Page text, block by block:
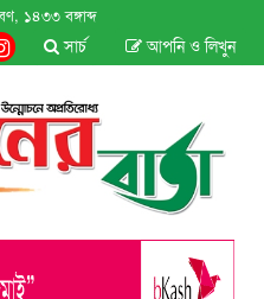
১৪৩৩ বঙ্গাব্দ
আপনি ও লিখুন
সার্চ